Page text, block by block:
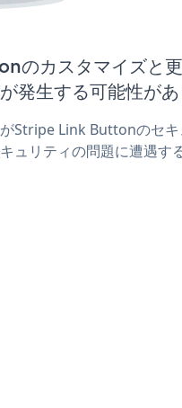
カスタマイズと
発生する可能性があ
Stripe Link Buttonのセ
ュリティの問題に遭遇す